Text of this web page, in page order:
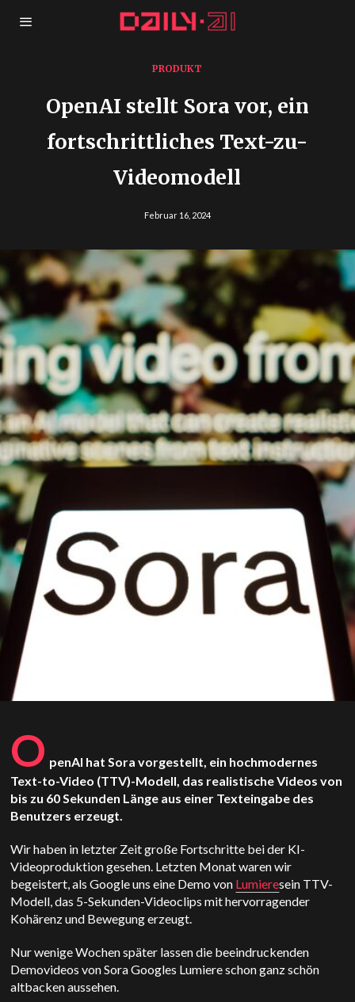
PRODUKT
OpenAI stellt Sora vor, ein
fortschrittliches Text-zu-
Videomodell
Februar 16, 2024
O penAI hat Sora vorgestellt, ein hochmodernes
Text-to-Video (TTV)-Modell, das realistische Videos von
bis zu 60 Sekunden Länge aus einer Texteingabe des
Benutzers erzeugt.
Wir haben in letzter Zeit große Fortschritte bei der KI-
Videoproduktion gesehen. Letzten Monat waren wir
begeistert, als Google uns eine Demo von Lumieresein TTV-
Modell, das 5-Sekunden-Videoclips mit hervorragender
Kohärenz und Bewegung erzeugt.
Nur wenige Wochen später lassen die beeindruckenden
Demovideos von Sora Googles Lumiere schon ganz schön
altbacken aussehen.